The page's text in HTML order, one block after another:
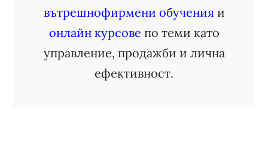
вътрешнофирмени обучения и
онлайн курсове по теми като
управление, продажби и лична
ефективност.